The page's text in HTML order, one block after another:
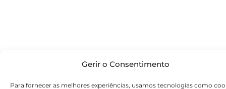
Gerir o Consentimento
Para fornecer as melhores experiências, usamos tecnologias como